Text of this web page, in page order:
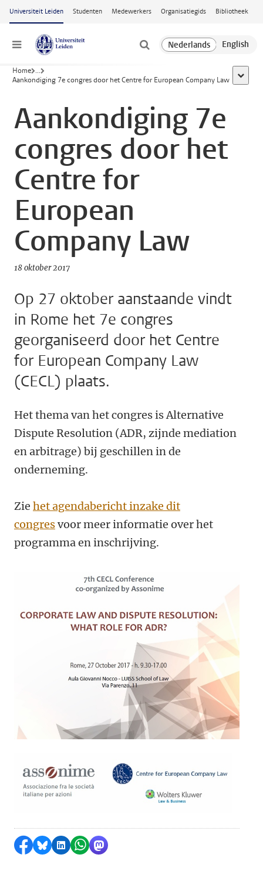
Ga naar hoofdinhoud
Universiteit Leiden Studenten Medewerkers Organisatiegids Bibliotheek
Menu
Home ...
Aankondiging 7e congres door het Centre for European Company Law
toon
Aankondiging 7e
congres door het
Centre for
European
Company Law
18 oktober 2017
Op 27 oktober aanstaande vindt
in Rome het 7e congres
georganiseerd door het Centre
for European Company Law
(CECL) plaats.
Het thema van het congres is Alternative
Dispute Resolution (ADR, zijnde mediation
en arbitrage) bij geschillen in de
onderneming.
Zie het agendabericht inzake dit
congresvoor meer informatie over het
programma en inschrijving.
Delen op Facebook
Delen via Bluesky
Delen op LinkedIn
Delen via WhatsApp
Delen via Mastodon